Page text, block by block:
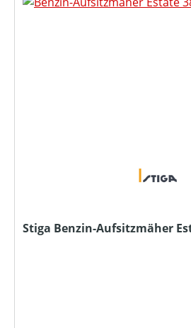
Stiga Benzin-Aufsitzmäher